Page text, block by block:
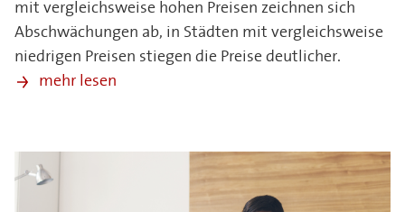
mit vergleichsweise hohen Preisen zeichnen sich
Abschwächungen ab, in Städten mit vergleichsweise
niedrigen Preisen stiegen die Preise deutlicher.
mehr lesen